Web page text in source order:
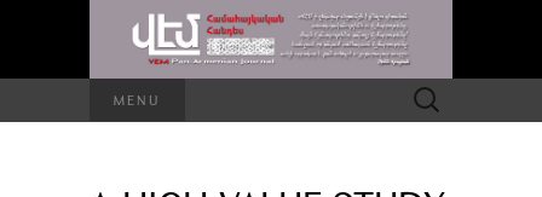
MENU
Search
for: